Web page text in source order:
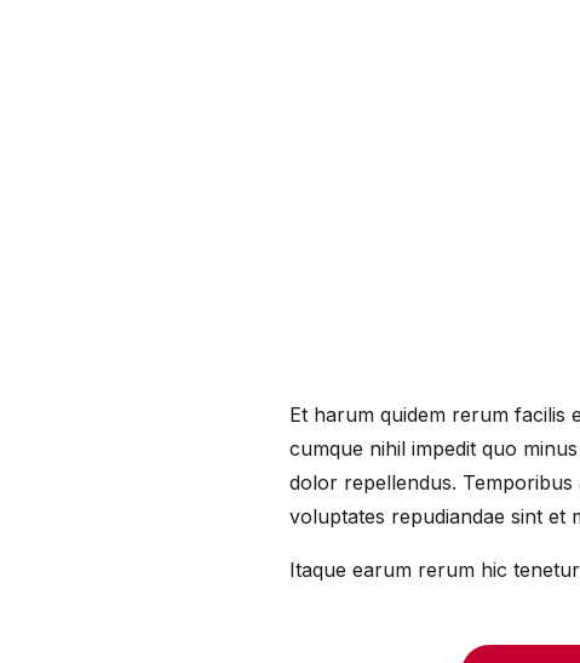
Et harum quidem rerum facilis
cumque nihil impedit quo
dolor repellendus. Temporibus
voluptates repudiandae sint et
Itaque earum rerum hic